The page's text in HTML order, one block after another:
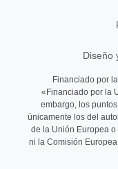
Diseño
Financiado por
«Financiado por la
embargo, los
únicamente los del
de la Unión Europea
ni la Comisión